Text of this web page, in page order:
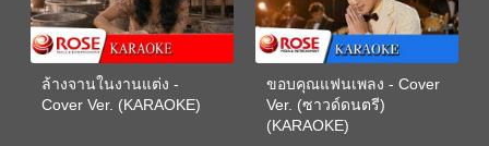
ล้างจานในงานแต่ง -
Cover Ver. (KARAOKE)
ขอบคุณแฟนเพลง - Cover
Ver. (ซาวด์ดนตรี)
(KARAOKE)